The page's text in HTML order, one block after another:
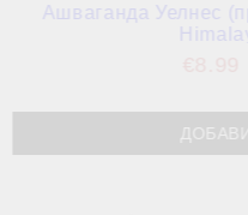
Ашваганда Уелнес